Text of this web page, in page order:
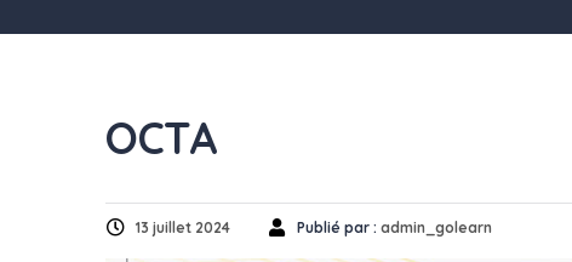
OCTA
13 juillet 2024 Publié par : admin_golearn